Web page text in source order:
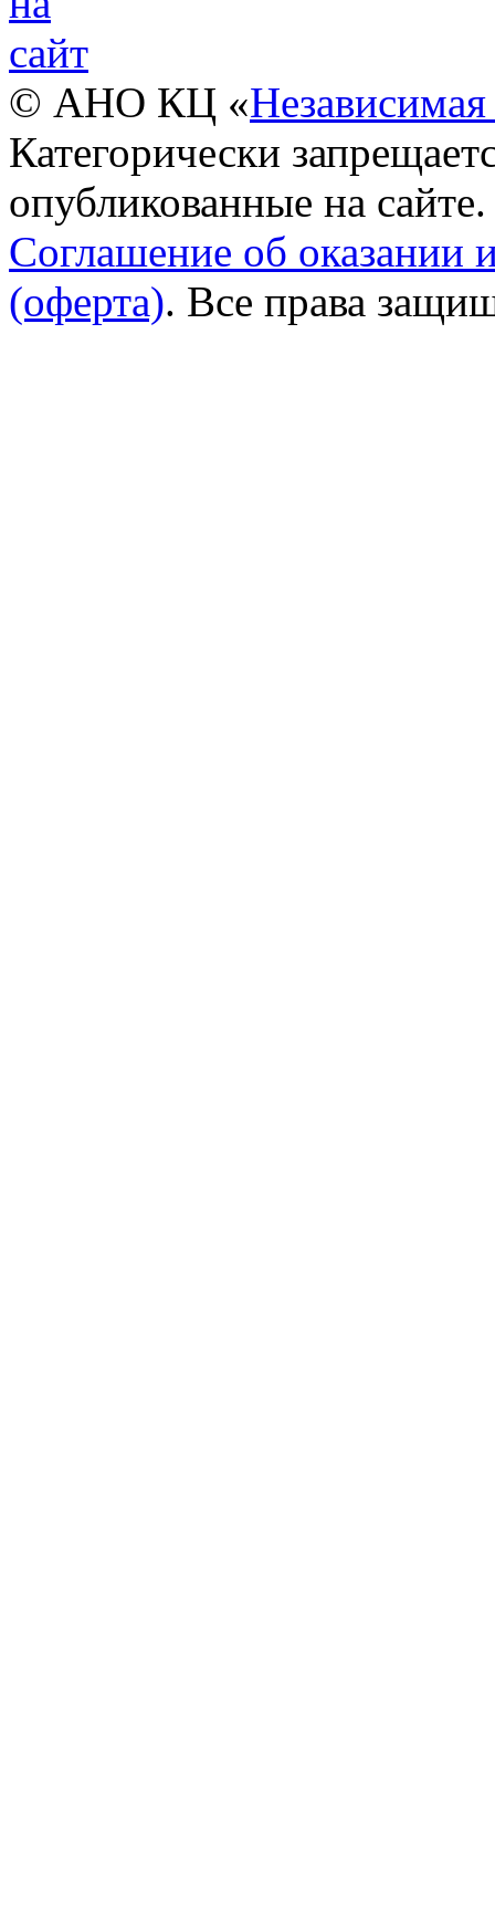
© АНО КЦ «Независимая
Категорически
опубликованные на сайте.
Соглашение об оказании
(оферта). Все права